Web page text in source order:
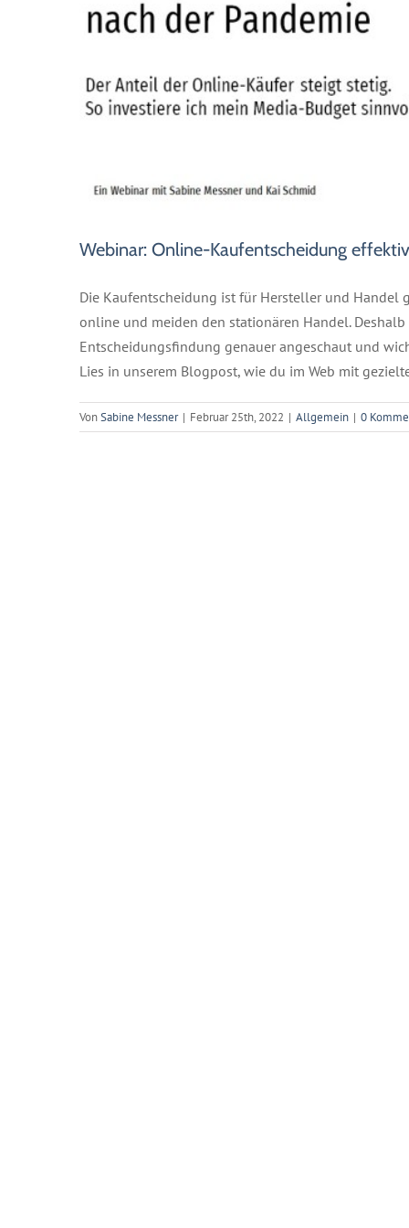
Webinar: Online-Kaufentscheidung
Die Kaufentscheidung ist für Hersteller und Handel
online und meiden den stationären Handel.
Entscheidungsfindung genauer angeschaut und
Lies in unserem Blogpost, wie du im Web mit
VonSabine Messner | Februar 25th, 2022 | Allgemein | 0